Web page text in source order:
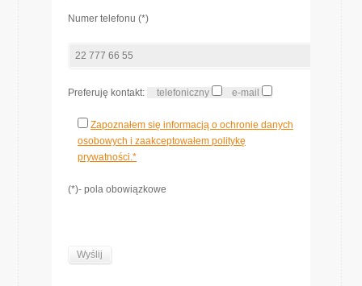
Numer telefonu (*)
Preferuję kontakt: telefoniczny e-mail
Zapoznałem się informacją o ochronie danych
osobowych i zaakceptowałem politykę
prywatności.*
(*)- pola obowiązkowe